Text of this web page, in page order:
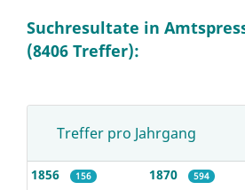
Suchresultate in
(8406 Treffer):
Treffer pro Jahrgang
1856 156 1870 594